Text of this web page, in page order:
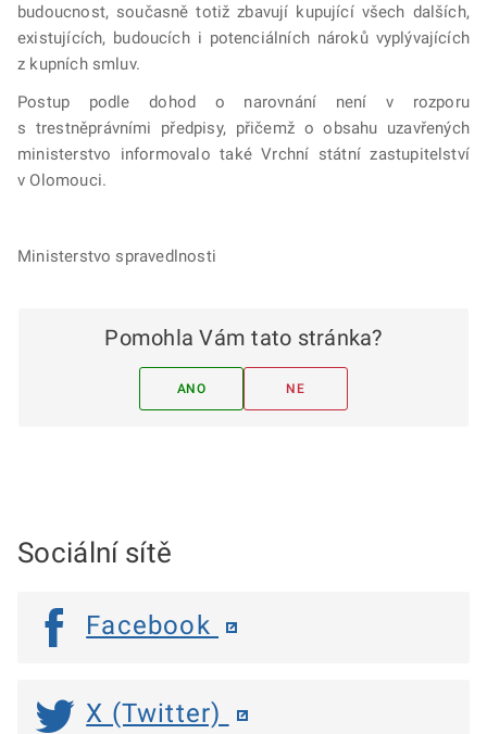
budoucnost, současně totiž zbavují kupující všech dalších,
existujících, budoucích i potenciálních nároků vyplývajících
z kupních smluv.
Postup podle dohod o narovnání není v rozporu
s trestněprávními předpisy, přičemž o obsahu uzavřených
ministerstvo informovalo také Vrchní státní zastupitelství
v Olomouci.
Ministerstvo spravedlnosti
Pomohla Vám tato stránka?
ANO NE
Sociální sítě
Facebook
X (Twitter)